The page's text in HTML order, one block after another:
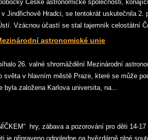
České astronomické společnosti,
Jindřichově Hradci, se tentokrát uskutečnila 2.
Vzácnou účastí se stal tajemník celostátní
astronomické unie
26. valné shromáždění Mezinárodní
světa v hlavním městě Praze, které se může
založena Karlova universita, na...
hry, zábava a pozorování pro děti 14-17
je připraveno odpoledne na hvězdárně plné